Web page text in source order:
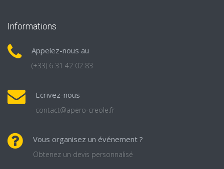
Informations
Appelez-nous au
(+33) 6 31 42 02 83
Ecrivez-nous
contact@apero-creole.fr
Vous organisez un événement ?
Obtenez un devis personnalisé